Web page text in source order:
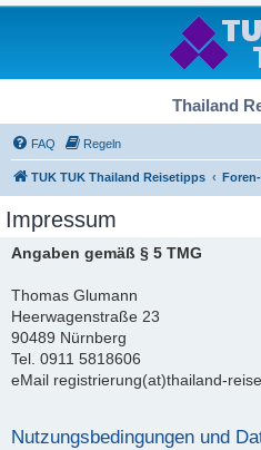
Thailand
FAQ Regeln
TUK TUK Thailand Reisetipps
Impressum
Angaben gemäß § 5 TMG
Thomas Glumann
Heerwagenstraße 23
90489 Nürnberg
Tel. 0911 5818606
eMail registrierung(at)thailand-
Nutzungsbedingungen und